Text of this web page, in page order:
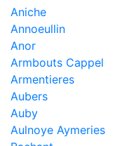
Aniche
Annoeullin
Anor
Armbouts Cappel
Armentieres
Aubers
Auby
Aulnoye Aymeries